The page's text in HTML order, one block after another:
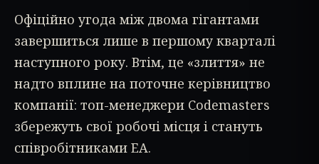
Офіційно угода між двома гігантами
завершиться лише в першому кварталі
наступного року. Втім, це «злиття» не
надто вплине на поточне керівництво
компанії: топ-менеджери Codemasters
збережуть свої робочі місця і стануть
співробітниками EA.